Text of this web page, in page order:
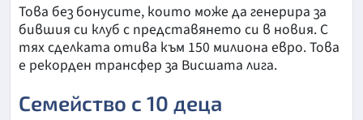
Това без бонусите, които може да генерира за
бившия си клуб с представянето си в новия. С
тях сделката отива към 150 милиона евро. Това
е рекорден трансфер за Висшата лига.
Семейство с 10 деца